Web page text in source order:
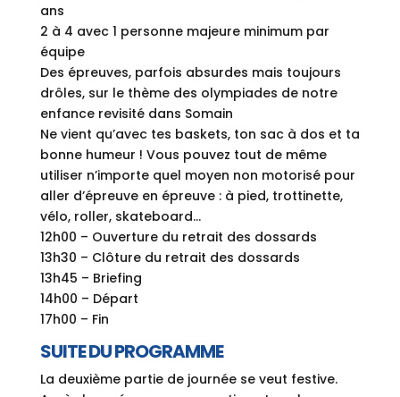
ans
2 à 4 avec 1 personne majeure minimum par
équipe
Des épreuves, parfois absurdes mais toujours
drôles, sur le thème des olympiades de notre
enfance revisité dans Somain
Ne vient qu’avec tes baskets, ton sac à dos et ta
bonne humeur ! Vous pouvez tout de même
utiliser n’importe quel moyen non motorisé pour
aller d’épreuve en épreuve : à pied, trottinette,
vélo, roller, skateboard…
12h00 – Ouverture du retrait des dossards
13h30 – Clôture du retrait des dossards
13h45 – Briefing
14h00 – Départ
17h00 – Fin
SUITE DU PROGRAMME
La deuxième partie de journée se veut festive.